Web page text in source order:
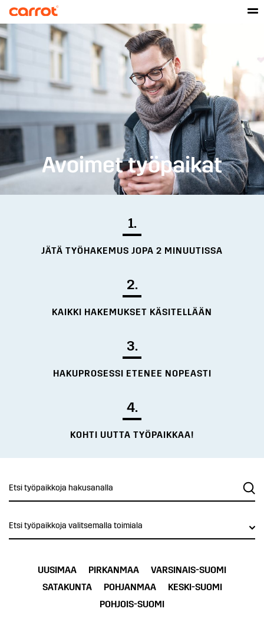
Avoimet työpaikat
1.
JÄTÄ TYÖHAKEMUS JOPA 2 MINUUTISSA
2.
KAIKKI HAKEMUKSET KÄSITELLÄÄN
3.
HAKUPROSESSI ETENEE NOPEASTI
4.
KOHTI UUTTA TYÖPAIKKAA!
Etsi työpaikkoja valitsemalla toimiala
UUSIMAA PIRKANMAA
VARSINAIS-SUOMI
SATAKUNTA
POHJANMAA
KESKI-SUOMI
POHJOIS-SUOMI